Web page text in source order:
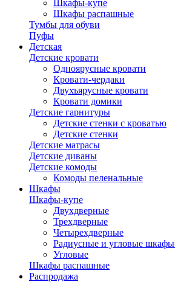
Шкафы-купе
Шкафы распашные
Тумбы для обуви
Пуфы
Детская
Детские кровати
Одноярусные кровати
Кровати-чердаки
Двухъярусные кровати
Кровати домики
Детские гарнитуры
Детские стенки с кроватью
Детские стенки
Детские матрасы
Детские диваны
Детские комоды
Комоды пеленальные
Шкафы
Шкафы-купе
Двухдверные
Трехдверные
Четырехдверные
Радиусные и угловые
Угловые
Шкафы распашные
Распродажа